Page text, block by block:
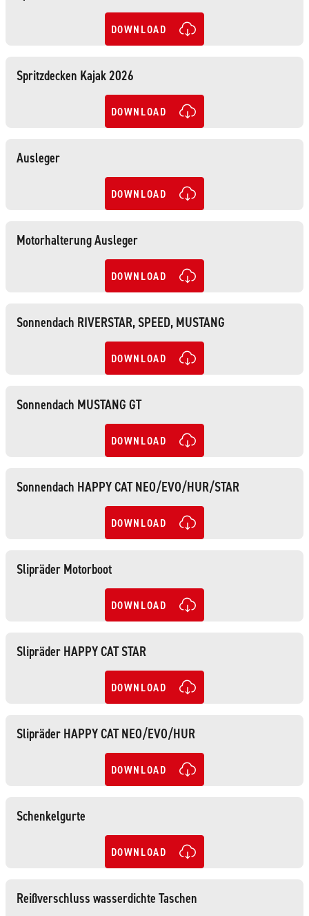
DOWNLOAD
Spritzdecken Kajak 2026
DOWNLOAD
Ausleger
DOWNLOAD
Motorhalterung Ausleger
DOWNLOAD
Sonnendach RIVERSTAR, SPEED, MUSTANG
DOWNLOAD
Sonnendach MUSTANG GT
DOWNLOAD
Sonnendach HAPPY CAT NEO/EVO/HUR/STAR
DOWNLOAD
Slipräder Motorboot
DOWNLOAD
Slipräder HAPPY CAT STAR
DOWNLOAD
Slipräder HAPPY CAT NEO/EVO/HUR
DOWNLOAD
Schenkelgurte
DOWNLOAD
Reißverschluss wasserdichte Taschen